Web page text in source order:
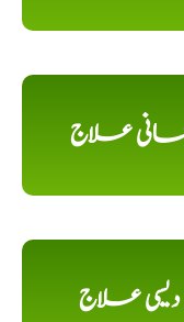
علاج
دیسی علاج